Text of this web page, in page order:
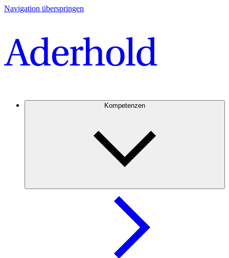
Navigation überspringen
Kompetenzen